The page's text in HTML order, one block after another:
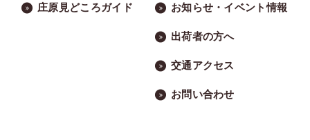
庄原見どころガイド お知らせ・イベント情報
出荷者の方へ
交通アクセス
お問い合わせ